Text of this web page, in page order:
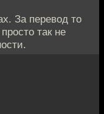
За перевод то
так не